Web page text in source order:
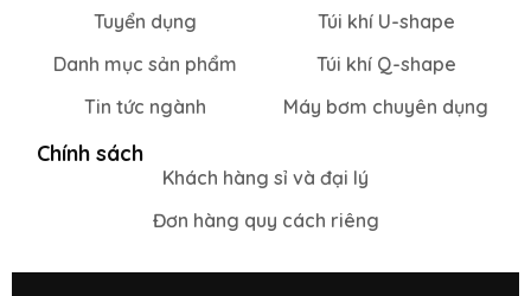
Tuyển dụng
Danh mục sản phẩm
Tin tức ngành
Túi khí U-shape
Túi khí Q-shape
Máy bơm chuyên dụng
Chính sách
Khách hàng sỉ và đại lý
Đơn hàng quy cách riêng